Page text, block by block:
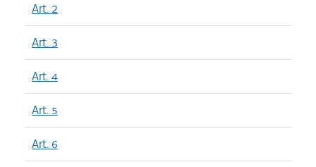
Art. 2
Art. 3
Art. 4
Art. 5
Art. 6